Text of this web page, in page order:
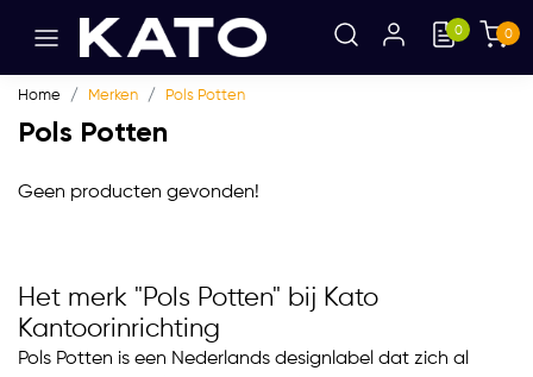
0 0
Home Merken Pols Potten
Pols Potten
Geen producten gevonden!
Het merk "Pols Potten" bij Kato
Kantoorinrichting
Pols Potten is een Nederlands designlabel dat zich al